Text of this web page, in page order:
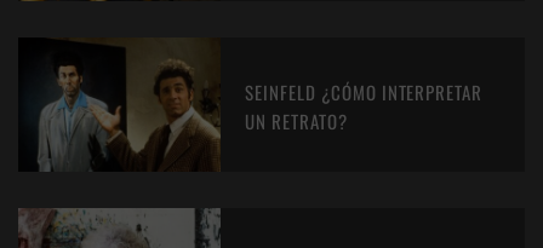
SEINFELD ¿CÓMO INTERPRETAR
UN RETRATO?